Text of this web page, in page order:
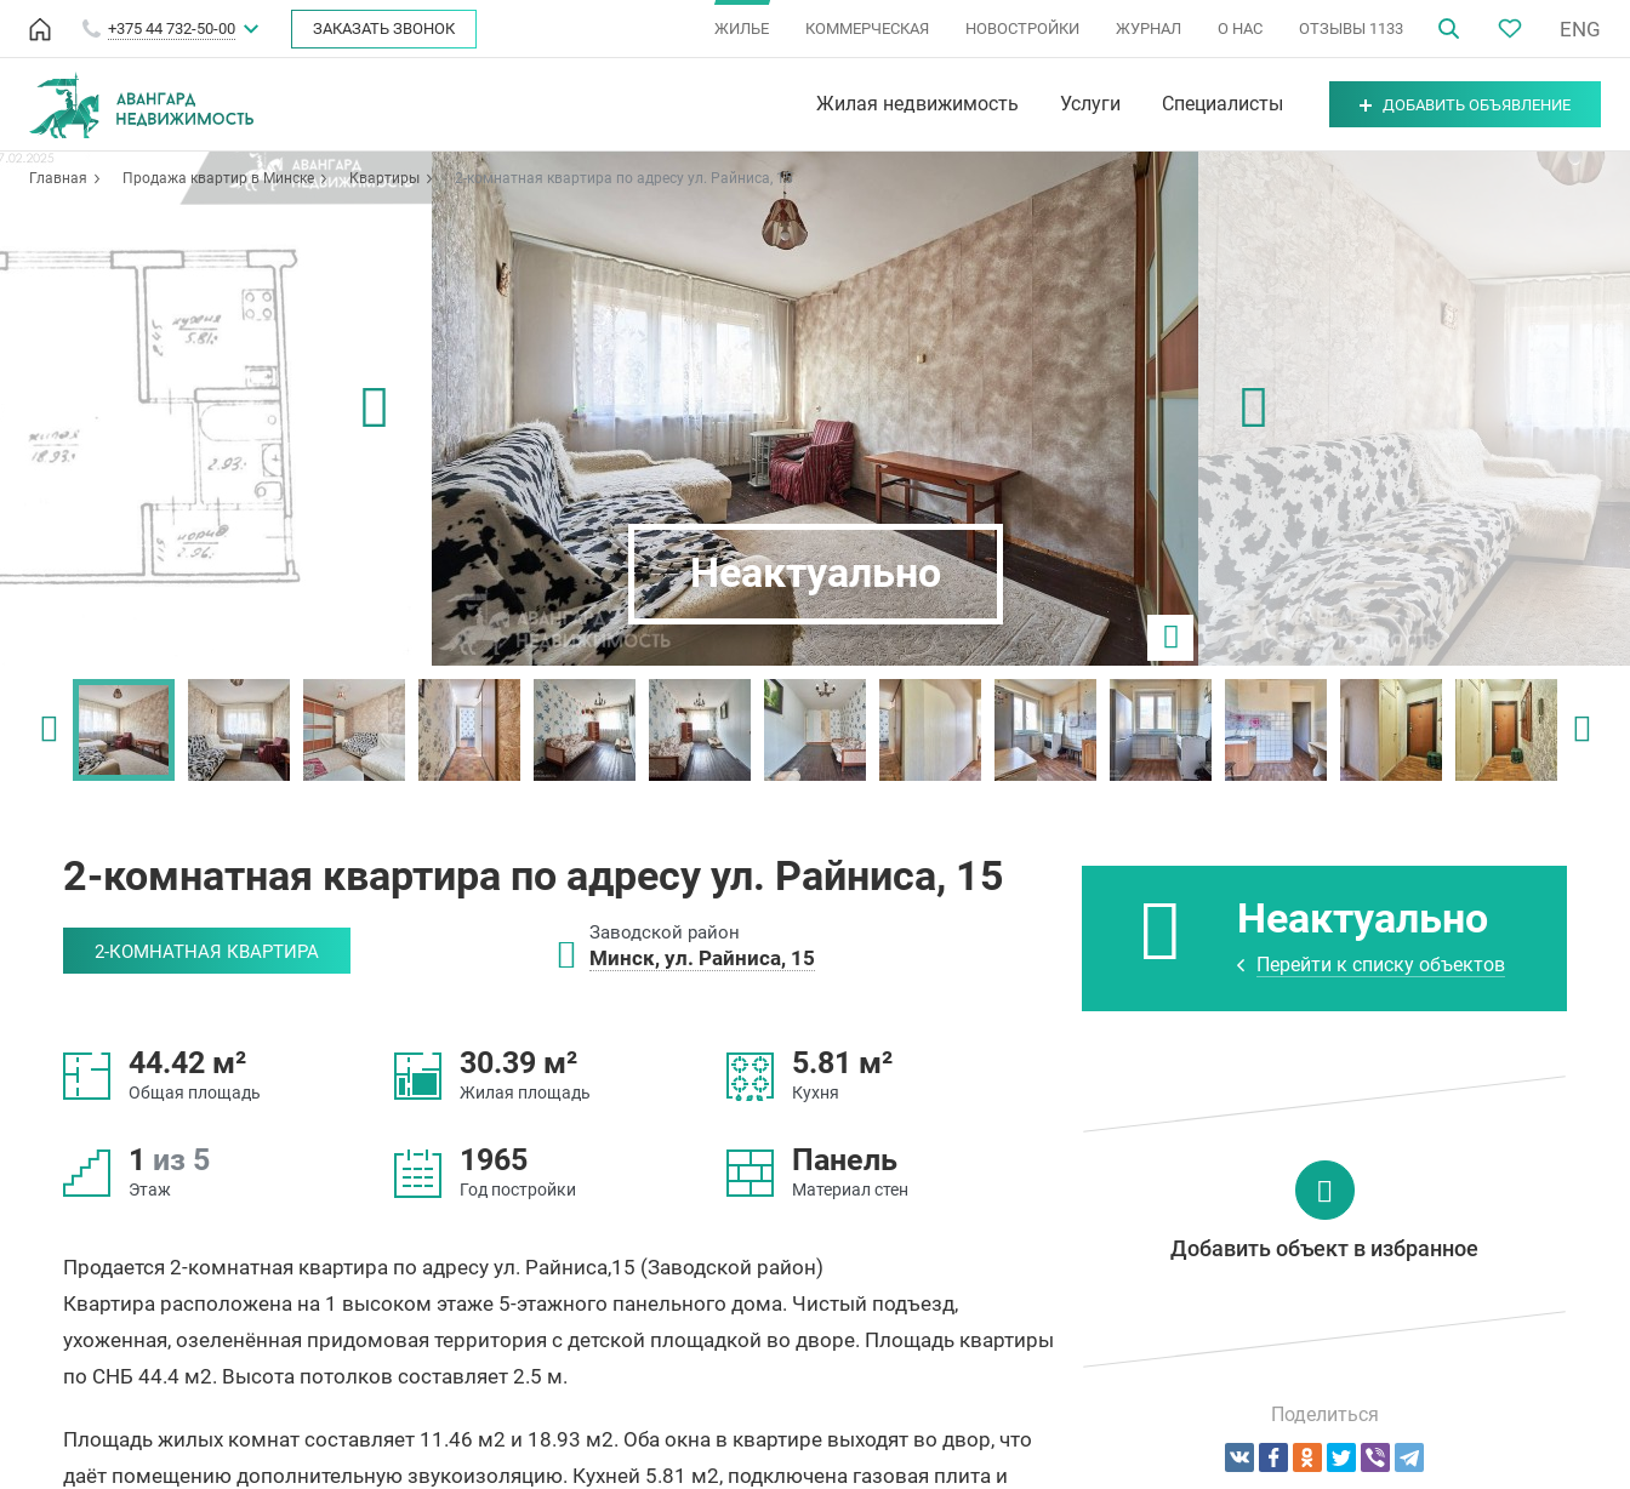
+375 44 732-50-00 ЗАКАЗАТЬ ЗВОНОК ЖИЛЬЕ КОММЕРЧЕСКАЯ НОВОСТРОЙКИ ЖУРНАЛ О НАС ОТЗЫВЫ 1133 ENG
Жилая недвижимость Услуги Специалисты ДОБАВИТЬ ОБЪЯВЛЕНИЕ
Главная Продажа квартир в Минске Квартиры 2-комнатная квартира по адресу ул. Райниса, 15
Неактуально
2-комнатная квартира по адресу ул. Райниса, 15
2-КОМНАТНАЯ КВАРТИРА
Заводской район
Минск, ул. Райниса, 15
44.42 м²
Общая площадь
30.39 м²
Жилая площадь
5.81 м²
Кухня
1 из 5
Этаж
1965
Год постройки
Панель
Материал стен
Продается 2-комнатная квартира по адресу ул. Райниса,15 (Заводской район)
Квартира расположена на 1 высоком этаже 5-этажного панельного дома. Чистый подъезд,
ухоженная, озеленённая придомовая территория с детской площадкой во дворе. Площадь квартиры
по СНБ 44.4 м2. Высота потолков составляет 2.5 м.
Площадь жилых комнат составляет 11.46 м2 и 18.93 м2. Оба окна в квартире выходят во двор, что
даёт помещению дополнительную звукоизоляцию. Кухней 5.81 м2, подключена газовая плита и
Неактуально
Перейти к списку объектов
Добавить объект в избранное
Поделиться